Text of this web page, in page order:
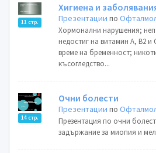
11 стр.
Хигиена и
Презентации по
Хормонални нарушения;
недостиг на витамин А, B2
време на бременност;
късогледство...
14 стр.
Очни болести
Презентации по
Презентация по очни
задържание за миопия и